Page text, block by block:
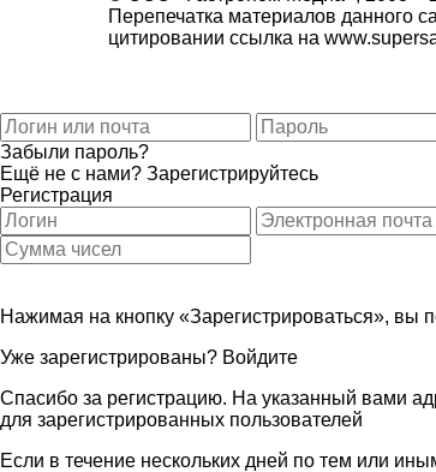
Перепечатка материалов данного
цитировании ссылка на
Забыли пароль?
Ещё не с нами? Зарегистрируйтесь
Регистрация
Нажимая на кнопку «Зарегистрироваться», вы
Уже зарегистрированы? Войдите
Спасибо за регистрацию. На указанный вами
для зарегистрированных пользователей
Если в течение нескольких дней по тем или